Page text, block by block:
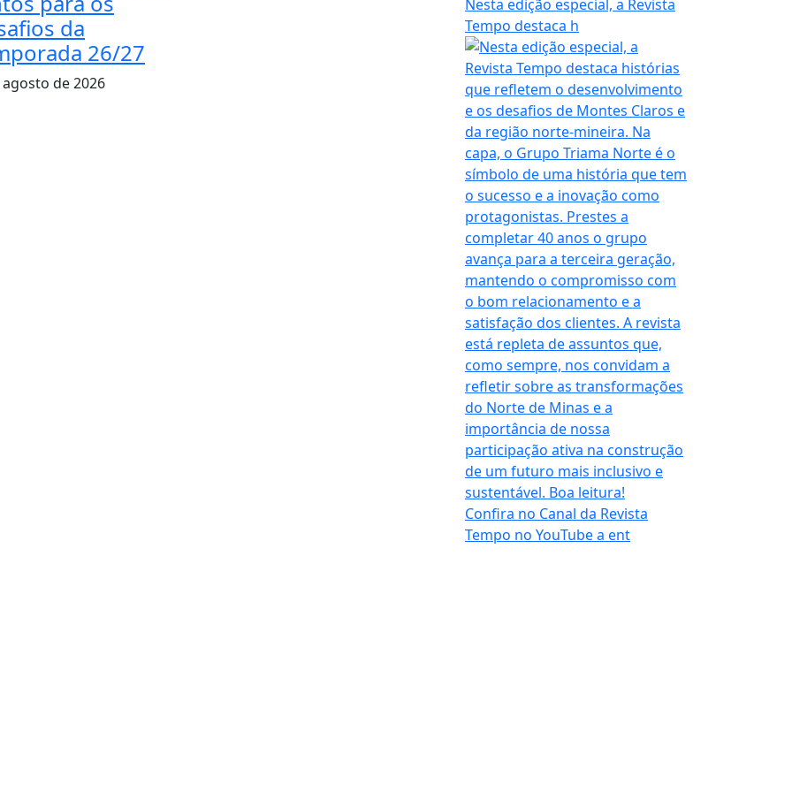
da
26/27
de 2026
Nesta edição especial, a Revista
Tempo destaca h
Confira no Canal da Revista
Tempo no YouTube a ent